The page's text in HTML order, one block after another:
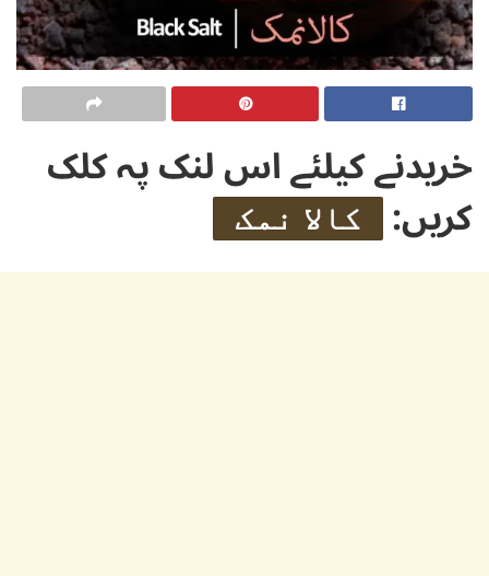
خریدنے کیلئے اس لنک پہ کلک
کریں: کالا نمک